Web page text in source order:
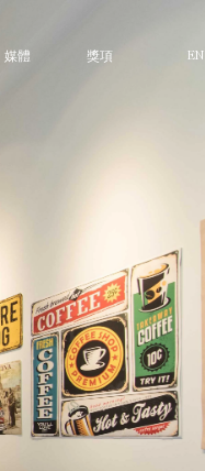
媒體 獎項 EN